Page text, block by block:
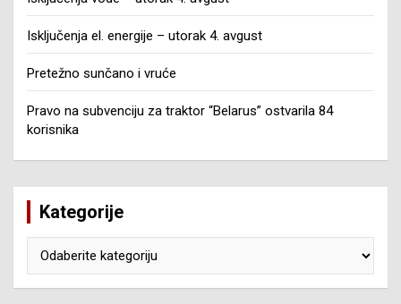
Isključenja el. energije – utorak 4. avgust
Pretežno sunčano i vruće
Pravo na subvenciju za traktor “Belarus” ostvarila 84
korisnika
Kategorije